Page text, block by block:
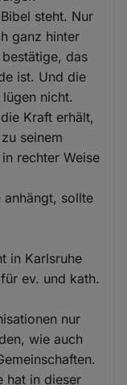
steht. Nur
ganz hinter
das
ist. Und die
nicht.
Kraft erhält,
seinem
rechter Weise
anhängt, sollte
in Karlsruhe
ev. und kath.
nur
wie auch
hat in dieser